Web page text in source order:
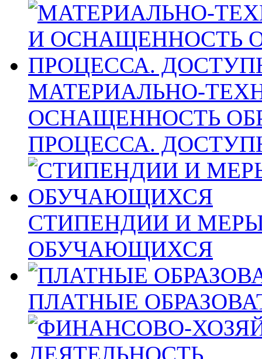
МАТЕРИАЛЬНО-
ОСНАЩЕННОСТЬ
ПРОЦЕССА.
СТИПЕНДИИ И
ОБУЧАЮЩИХСЯ
ПЛАТНЫЕ